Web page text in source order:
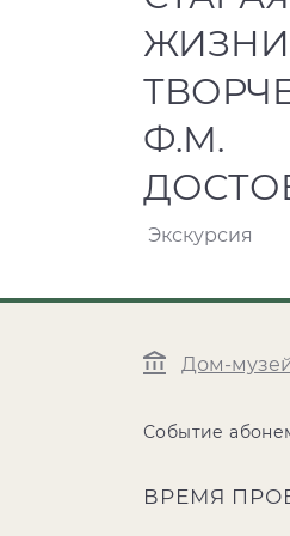
Ф.М.
Экскурсия
Дом-
Событие
ВРЕМЯ